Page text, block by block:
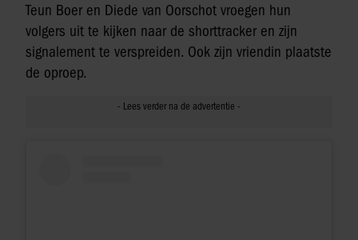
Teun Boer en Diede van Oorschot vroegen hun
volgers uit te kijken naar de shorttracker en zijn
signalement te verspreiden. Ook zijn vriendin plaatste
de oproep.